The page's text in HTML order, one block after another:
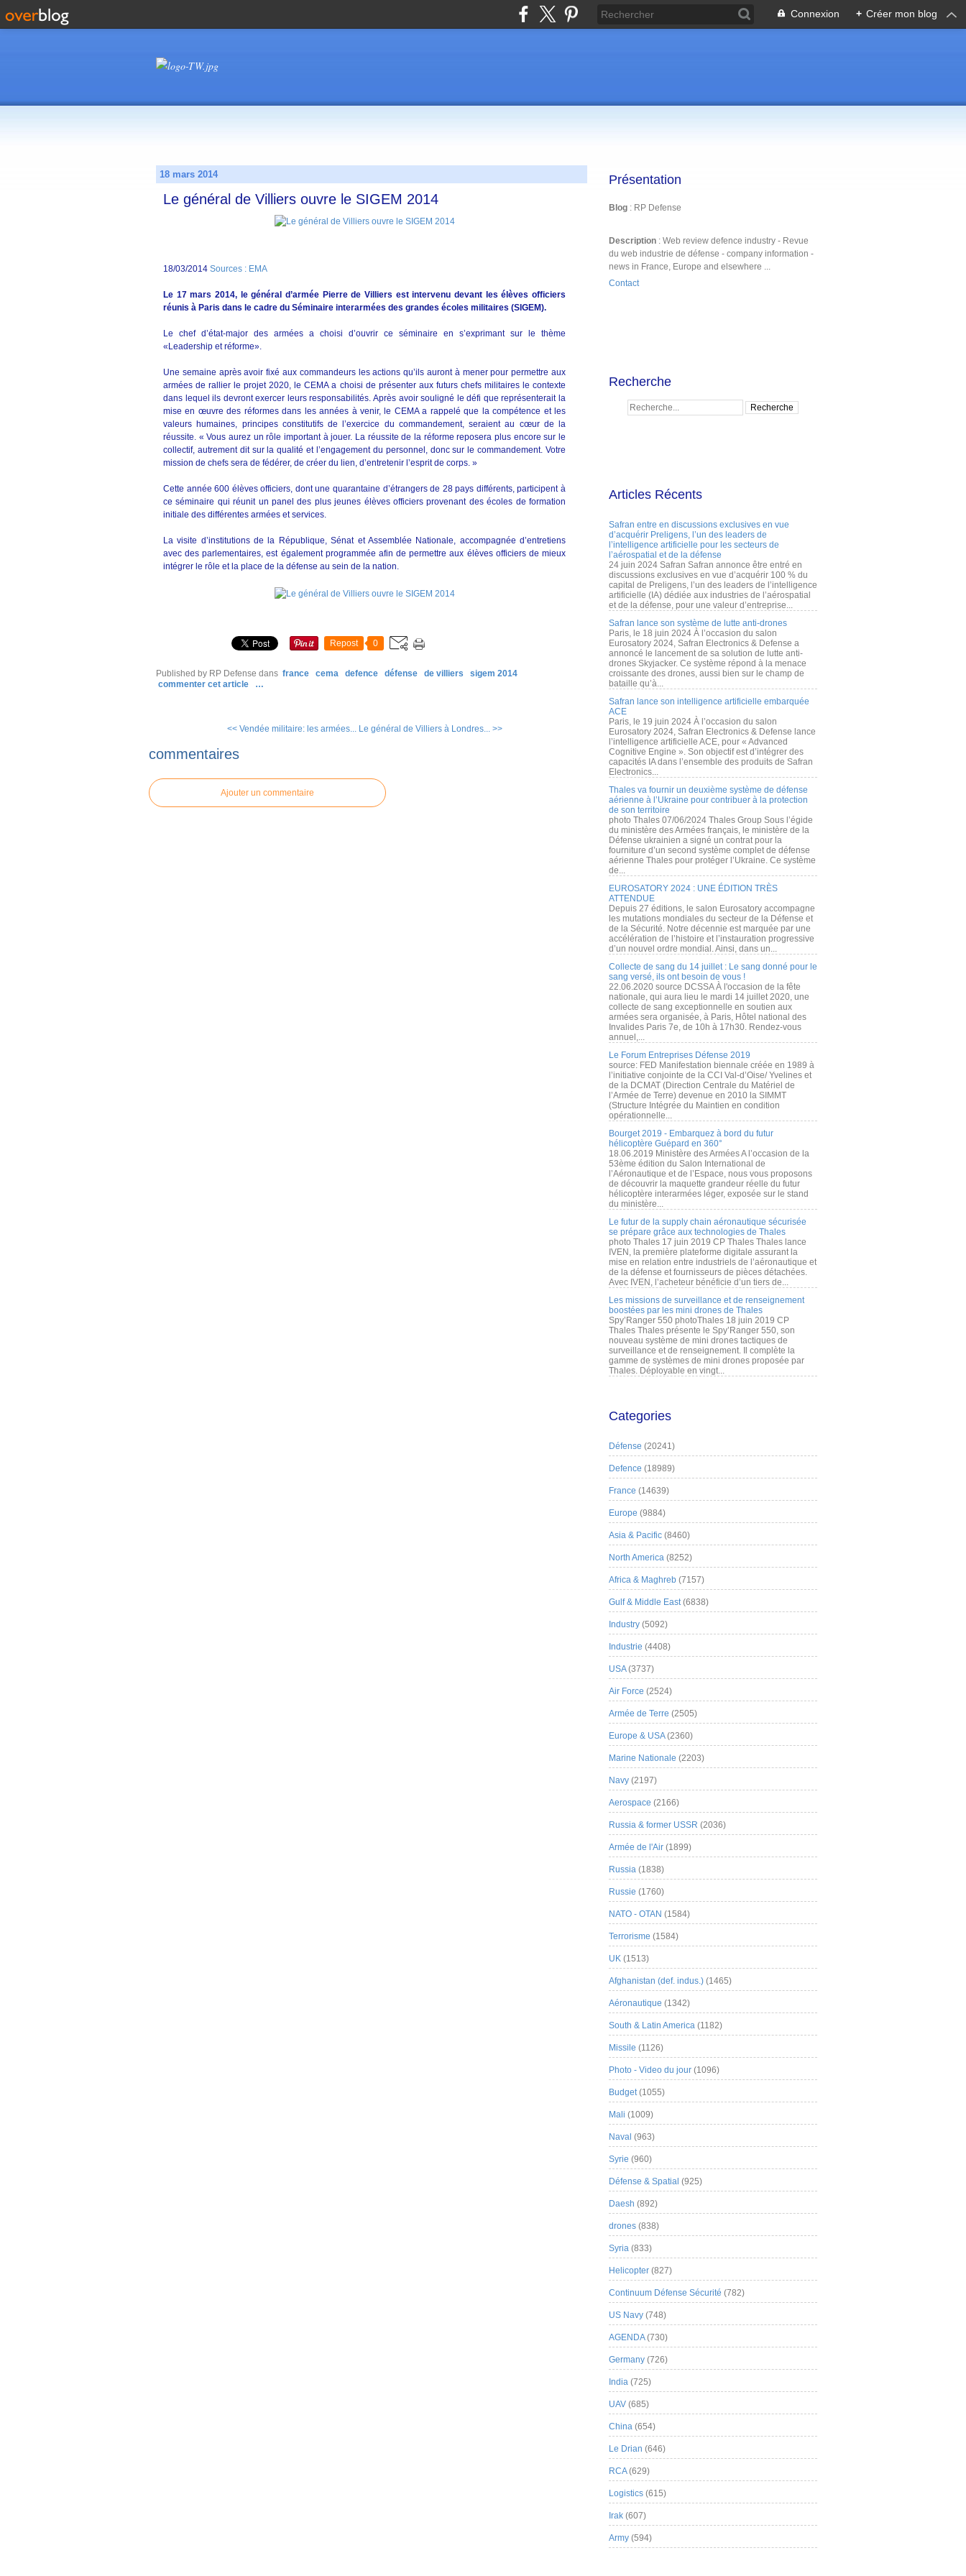
Connexion + Créer mon blog
18 mars 2014
Le général de Villiers ouvre le SIGEM 2014
18/03/2014 Sources : EMA
Le 17 mars 2014, le général d’armée Pierre de Villiers est intervenu devant les élèves officiers
réunis à Paris dans le cadre du Séminaire interarmées des grandes écoles militaires (SIGEM).
Le chef d’état-major des armées a choisi d’ouvrir ce séminaire en s’exprimant sur le thème
«Leadership et réforme».
Une semaine après avoir fixé aux commandeurs les actions qu’ils auront à mener pour permettre aux
armées de rallier le projet 2020, le CEMA a choisi de présenter aux futurs chefs militaires le contexte
dans lequel ils devront exercer leurs responsabilités. Après avoir souligné le défi que représenterait la
mise en œuvre des réformes dans les années à venir, le CEMA a rappelé que la compétence et les
valeurs humaines, principes constitutifs de l’exercice du commandement, seraient au cœur de la
réussite. « Vous aurez un rôle important à jouer. La réussite de la réforme reposera plus encore sur le
collectif, autrement dit sur la qualité et l’engagement du personnel, donc sur le commandement. Votre
mission de chefs sera de fédérer, de créer du lien, d’entretenir l’esprit de corps. »
Cette année 600 élèves officiers, dont une quarantaine d’étrangers de 28 pays différents, participent à
ce séminaire qui réunit un panel des plus jeunes élèves officiers provenant des écoles de formation
initiale des différentes armées et services.
La visite d’institutions de la République, Sénat et Assemblée Nationale, accompagnée d’entretiens
avec des parlementaires, est également programmée afin de permettre aux élèves officiers de mieux
intégrer le rôle et la place de la défense au sein de la nation.
Repost 0
Published by RP Defense dans france cema defence défense de villiers
sigem 2014
commenter cet article
…
<< Vendée militaire: les armées... Le général de Villiers à Londres... >>
commentaires
Ajouter un commentaire
Présentation
Blog : RP Defense
Description : Web review defence industry - Revue
du web industrie de défense - company information -
news in France, Europe and elsewhere ...
Contact
Recherche
Articles Récents
Safran entre en discussions exclusives en vue
d’acquérir Preligens, l’un des leaders de
l’intelligence artificielle pour les secteurs de
l’aérospatial et de la défense
24 juin 2024 Safran Safran annonce être entré en
discussions exclusives en vue d’acquérir 100 % du
capital de Preligens, l’un des leaders de l’intelligence
artificielle (IA) dédiée aux industries de l’aérospatial
et de la défense, pour une valeur d’entreprise...
Safran lance son système de lutte anti-drones
Paris, le 18 juin 2024 À l’occasion du salon
Eurosatory 2024, Safran Electronics & Defense a
annoncé le lancement de sa solution de lutte anti-
drones Skyjacker. Ce système répond à la menace
croissante des drones, aussi bien sur le champ de
bataille qu’à...
Safran lance son intelligence artificielle embarquée
ACE
Paris, le 19 juin 2024 À l’occasion du salon
Eurosatory 2024, Safran Electronics & Defense lance
l’intelligence artificielle ACE, pour « Advanced
Cognitive Engine ». Son objectif est d’intégrer des
capacités IA dans l’ensemble des produits de Safran
Electronics...
Thales va fournir un deuxième système de défense
aérienne à l’Ukraine pour contribuer à la protection
de son territoire
photo Thales 07/06/2024 Thales Group Sous l’égide
du ministère des Armées français, le ministère de la
Défense ukrainien a signé un contrat pour la
fourniture d’un second système complet de défense
aérienne Thales pour protéger l’Ukraine. Ce système
de...
EUROSATORY 2024 : UNE ÉDITION TRÈS
ATTENDUE
Depuis 27 éditions, le salon Eurosatory accompagne
les mutations mondiales du secteur de la Défense et
de la Sécurité. Notre décennie est marquée par une
accélération de l’histoire et l’instauration progressive
d’un nouvel ordre mondial. Ainsi, dans un...
Collecte de sang du 14 juillet : Le sang donné pour le
sang versé, ils ont besoin de vous !
22.06.2020 source DCSSA À l'occasion de la fête
nationale, qui aura lieu le mardi 14 juillet 2020, une
collecte de sang exceptionnelle en soutien aux
armées sera organisée, à Paris, Hôtel national des
Invalides Paris 7e, de 10h à 17h30. Rendez-vous
annuel,...
Le Forum Entreprises Défense 2019
source: FED Manifestation biennale créée en 1989 à
l’initiative conjointe de la CCI Val-d’Oise/ Yvelines et
de la DCMAT (Direction Centrale du Matériel de
l’Armée de Terre) devenue en 2010 la SIMMT
(Structure Intégrée du Maintien en condition
opérationnelle...
Bourget 2019 - Embarquez à bord du futur
hélicoptère Guépard en 360°
18.06.2019 Ministère des Armées A l’occasion de la
53ème édition du Salon International de
l’Aéronautique et de l’Espace, nous vous proposons
de découvrir la maquette grandeur réelle du futur
hélicoptère interarmées léger, exposée sur le stand
du ministère...
Le futur de la supply chain aéronautique sécurisée
se prépare grâce aux technologies de Thales
photo Thales 17 juin 2019 CP Thales Thales lance
IVEN, la première plateforme digitale assurant la
mise en relation entre industriels de l’aéronautique et
de la défense et fournisseurs de pièces détachées.
Avec IVEN, l’acheteur bénéficie d’un tiers de...
Les missions de surveillance et de renseignement
boostées par les mini drones de Thales
Spy’Ranger 550 photoThales 18 juin 2019 CP
Thales Thales présente le Spy’Ranger 550, son
nouveau système de mini drones tactiques de
surveillance et de renseignement. Il complète la
gamme de systèmes de mini drones proposée par
Thales. Déployable en vingt...
Categories
Défense (20241)
Defence (18989)
France (14639)
Europe (9884)
Asia & Pacific (8460)
North America (8252)
Africa & Maghreb (7157)
Gulf & Middle East(6838)
Industry (5092)
Industrie (4408)
USA(3737)
Air Force (2524)
Armée de Terre (2505)
Europe & USA(2360)
Marine Nationale (2203)
Navy (2197)
Aerospace (2166)
Russia & former USSR (2036)
Armée de l'Air (1899)
Russia (1838)
Russie (1760)
NATO - OTAN (1584)
Terrorisme (1584)
UK (1513)
Afghanistan (def. indus.) (1465)
Aéronautique (1342)
South & Latin America (1182)
Missile (1126)
Photo - Video du jour (1096)
Budget(1055)
Mali (1009)
Naval (963)
Syrie (960)
Défense & Spatial (925)
Daesh (892)
drones (838)
Syria (833)
Helicopter (827)
Continuum Défense Sécurité (782)
US Navy (748)
AGENDA(730)
Germany (726)
India (725)
UAV (685)
China (654)
Le Drian (646)
RCA(629)
Logistics (615)
Irak (607)
Army (594)